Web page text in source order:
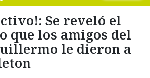
Se reveló el
que los amigos del
le dieron a